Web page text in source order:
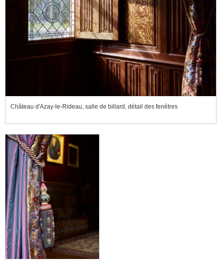
Château d'Azay-le-Rideau, salle de billard, détail des fenêtres